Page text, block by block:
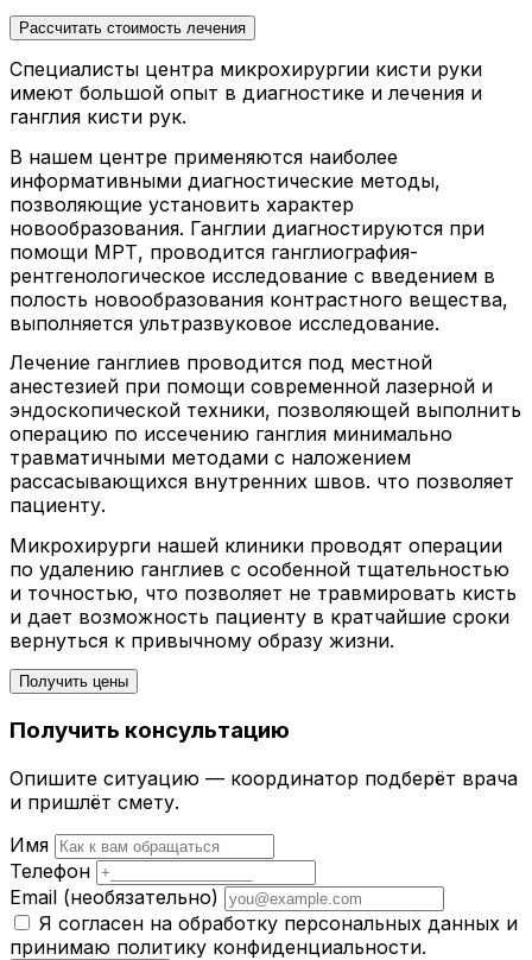
Рассчитать стоимость лечения
Специалисты центра микрохирургии кисти руки
имеют большой опыт в диагностике и лечения и
ганглия кисти рук.
В нашем центре применяются наиболее
информативными диагностические методы,
позволяющие установить характер
новообразования. Ганглии диагностируются при
помощи МРТ, проводится ганглиография-
рентгенологическое исследование с введением в
полость новообразования контрастного вещества,
выполняется ультразвуковое исследование.
Лечение ганглиев проводится под местной
анестезией при помощи современной лазерной и
эндоскопической техники, позволяющей выполнить
операцию по иссечению ганглия минимально
травматичными методами с наложением
рассасывающихся внутренних швов. что позволяет
пациенту.
Микрохирурги нашей клиники проводят операции
по удалению ганглиев с особенной тщательностью
и точностью, что позволяет не травмировать кисть
и дает возможность пациенту в кратчайшие сроки
вернуться к привычному образу жизни.
Получить цены
Получить консультацию
Опишите ситуацию — координатор подберёт врача
и пришлёт смету.
Имя
Телефон
Email (необязательно)
Я согласен на обработку персональных данных и
принимаю политику конфиденциальности.